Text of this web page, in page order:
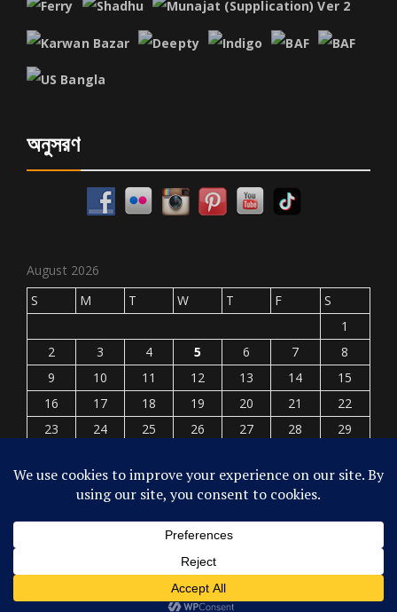
অনুসরণ
August 2026
S
M T W T F
S
1
2
3 4 5 6 7
8
9
10 11 12 13 14
15
16
17 18 19 20 21
22
23
24 25 26 27 28
29
« Jul
BfastMagPowered by